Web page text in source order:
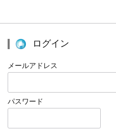
ログイン
メールアドレス
パスワード